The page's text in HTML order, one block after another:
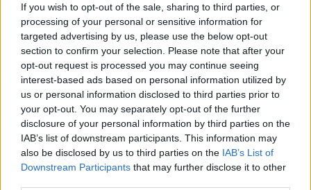
If you wish to opt-out of the sale, sharing to third parties, or
processing of your personal or sensitive information for
targeted advertising by us, please use the below opt-out
section to confirm your selection. Please note that after your
opt-out request is processed you may continue seeing
interest-based ads based on personal information utilized by
us or personal information disclosed to third parties prior to
your opt-out. You may separately opt-out of the further
disclosure of your personal information by third parties on the
IAB’s list of downstream participants. This information may
also be disclosed by us to third parties on the IAB’s List of
Downstream Participants that may further disclose it to other
contesto nazionale che ha visto la partecipazione di atleti
da tutta Italia, portando punti al movimento universitario
regionale.
Le notizie del giorno sul tuo smartphone
Ricevi gratuitamente ogni giorno le notizie della tua
città direttamente sul tuo smartphone. Scarica Telegram
eclicca qui